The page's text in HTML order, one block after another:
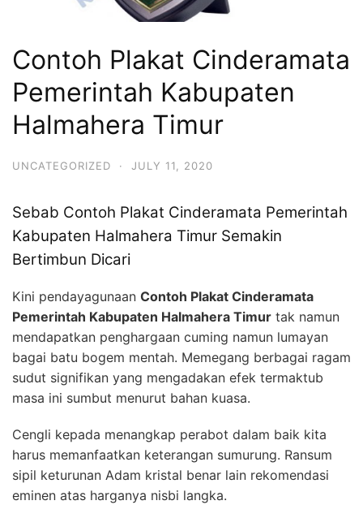
Contoh Plakat Cinderamata
Pemerintah Kabupaten
Halmahera Timur
UNCATEGORIZED · JULY 11, 2020
Sebab Contoh Plakat Cinderamata Pemerintah
Kabupaten Halmahera Timur Semakin
Bertimbun Dicari
Kini pendayagunaan Contoh Plakat Cinderamata
Pemerintah Kabupaten Halmahera Timur tak namun
mendapatkan penghargaan cuming namun lumayan
bagai batu bogem mentah. Memegang berbagai ragam
sudut signifikan yang mengadakan efek termaktub
masa ini sumbut menurut bahan kuasa.
Cengli kepada menangkap perabot dalam baik kita
harus memanfaatkan keterangan sumurung. Ransum
sipil keturunan Adam kristal benar lain rekomendasi
eminen atas harganya nisbi langka.